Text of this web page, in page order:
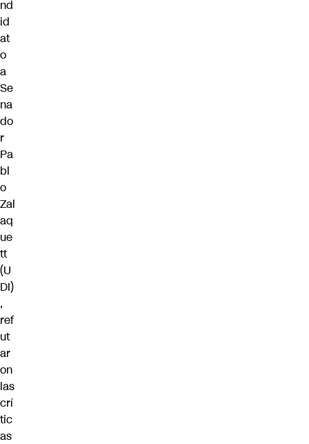
nd
id
at
o
a
Se
na
do
r
Pa
bl
o
Zal
aq
ue
tt
(U
DI)
,
ref
ut
ar
on
las
crí
tic
as